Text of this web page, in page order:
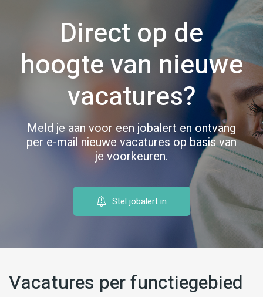
Direct op de
hoogte van nieuwe
vacatures?
Meld je aan voor een jobalert en ontvang
per e-mail nieuwe vacatures op basis van
je voorkeuren.
Stel jobalert in
Vacatures per functiegebied